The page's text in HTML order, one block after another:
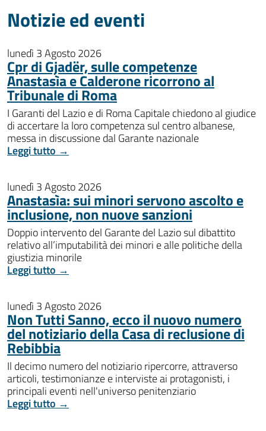
Notizie ed eventi
lunedì 3 Agosto 2026
Cpr di Gjadër, sulle competenze
Anastasìa e Calderone ricorrono al
Tribunale di Roma
I Garanti del Lazio e di Roma Capitale chiedono al giudice
di accertare la loro competenza sul centro albanese,
messa in discussione dal Garante nazionale
Leggi tutto →
lunedì 3 Agosto 2026
Anastasìa: sui minori servono ascolto e
inclusione, non nuove sanzioni
Doppio intervento del Garante del Lazio sul dibattito
relativo all’imputabilità dei minori e alle politiche della
giustizia minorile
Leggi tutto →
lunedì 3 Agosto 2026
Non Tutti Sanno, ecco il nuovo numero
del notiziario della Casa di reclusione di
Rebibbia
Il decimo numero del notiziario ripercorre, attraverso
articoli, testimonianze e interviste ai protagonisti, i
principali eventi nell'universo penitenziario
Leggi tutto →